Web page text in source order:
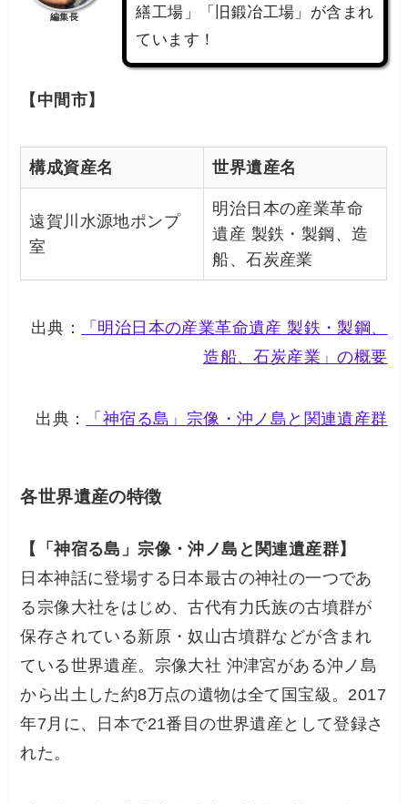
編集長
繕工場」「旧鍛冶工場」が含まれ
ています！
【中間市】
構成資産名 世界遺産名
遠賀川水源地ポンプ
室
明治日本の産業革命
遺産 製鉄・製鋼、造
船、石炭産業
出典：
「明治日本の産業革命遺産 製鉄・製鋼、
造船、石炭産業」の概要
出典： 「神宿る島」宗像・沖ノ島と関連遺産群
各世界遺産の特徴
【「神宿る島」宗像・沖ノ島と関連遺産群】
日本神話に登場する日本最古の神社の一つであ
る宗像大社をはじめ、古代有力氏族の古墳群が
保存されている新原・奴山古墳群などが含まれ
ている世界遺産。宗像大社 沖津宮がある沖ノ島
から出土した約8万点の遺物は全て国宝級。2017
年7月に、日本で21番目の世界遺産として登録さ
れた。